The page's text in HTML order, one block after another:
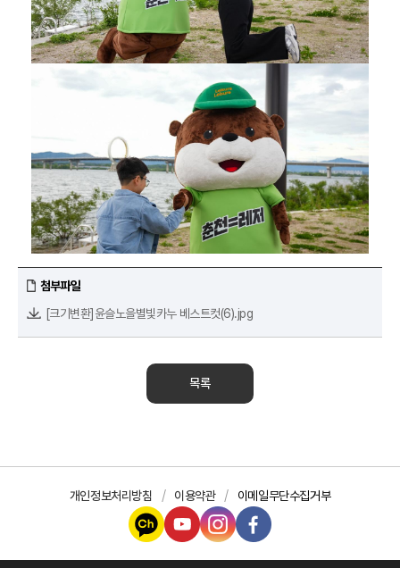
첨부파일
[크기변환]윤슬노을별빛카누 베스트컷(6).jpg
목록
개인정보처리방침 이용약관 이메일무단수집거부